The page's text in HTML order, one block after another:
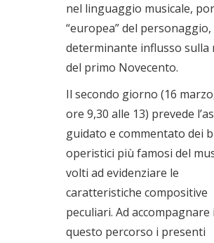
nel linguaggio musicale,
“europea” del personaggio,
determinante influsso sulla
del primo Novecento.
Il secondo giorno (16
ore 9,30 alle 13) prevede
guidato e commentato dei
operistici più famosi del
volti ad evidenziare le
caratteristiche compositive
peculiari. Ad accompagnare
questo percorso i presenti